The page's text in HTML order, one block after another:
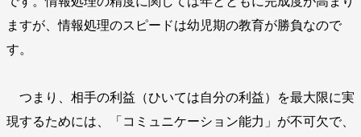
ますが、情報処理のスピードは幼児期の教育が勝負なので
す。
つまり、相手の利益（ひいては自分の利益）を最大限に実
現するためには、「コミュニケーション能力」が不可欠で、